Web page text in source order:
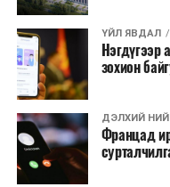
болон бусад өвчин
боломжтой.
Түүнчлэн шаталтын
болон дулааны
болдог. Зарим
үлдэх үнснээс
авах боломжтой аж.
ҮЙЛ ЯВДАЛ
Нэгдүгээр
зохион
ДЭЛХИЙ
Францад